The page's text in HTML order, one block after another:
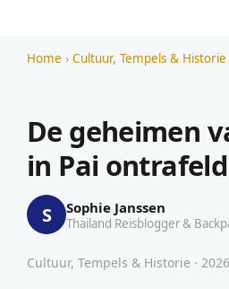
Home › Cultuur, Tempels & Historie
De geheimen
in Pai ontrafeld
S Sophie Janssen
Thailand Reisblogger &
Cultuur, Tempels & Historie ·